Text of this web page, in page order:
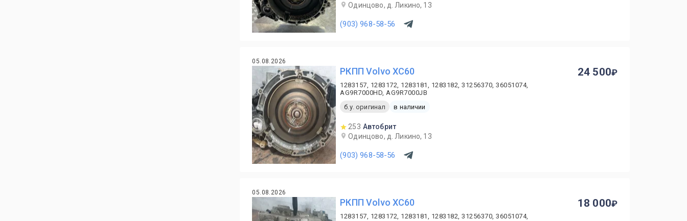
Одинцово, д. Ликино, 13
(903) 968-58-56
05.08.2026
PКПП Volvo XC60
1283157, 1283172, 1283181, 1283182, 31256370, 36051074,
AG9R7000HD, AG9R7000JB
б.у. оригинал
в наличии
253 Автобрит
Одинцово, д. Ликино, 13
(903) 968-58-56
24 500
05.08.2026
PКПП Volvo XC60
1283157, 1283172, 1283181, 1283182, 31256370, 36051074,
18 000